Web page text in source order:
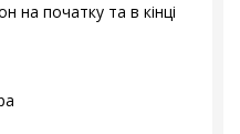
на початку та в кінці